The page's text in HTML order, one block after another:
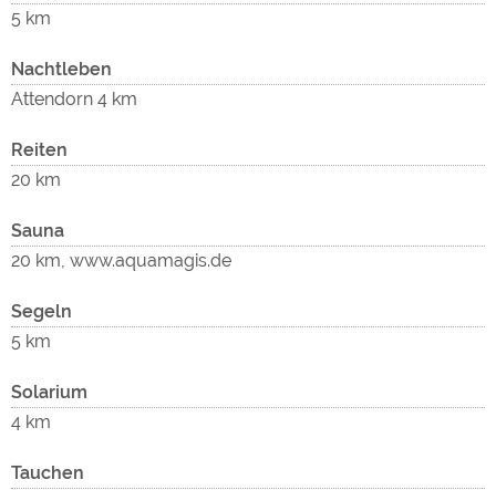
5 km
Nachtleben
Attendorn 4 km
Reiten
20 km
Sauna
20 km, www.aquamagis.de
Segeln
5 km
Solarium
4 km
Tauchen